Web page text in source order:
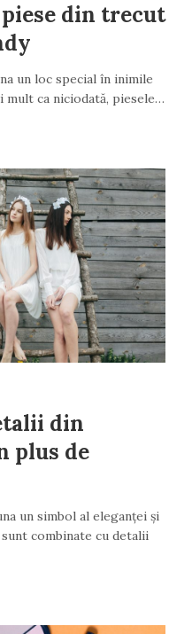
din trecut
un loc special în inimile
ca niciodată, piesele…
din
plus de
un simbol al eleganței și
combinate cu detalii